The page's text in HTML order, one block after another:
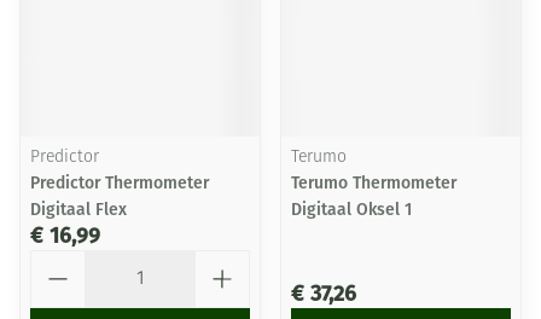
Predictor
Predictor Thermometer
Digitaal Flex
€ 16,99
Terumo
Terumo Thermometer
Digitaal Oksel 1
€ 37,26